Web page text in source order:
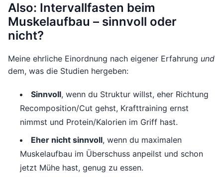
Also: Intervallfasten beim
Muskelaufbau – sinnvoll oder
nicht?
Meine ehrliche Einordnung nach eigener Erfahrung und
dem, was die Studien hergeben:
Sinnvoll, wenn du Struktur willst, eher Richtung
Recomposition/Cut gehst, Krafttraining ernst
nimmst und Protein/Kalorien im Griff hast.
Eher nicht sinnvoll, wenn du maximalen
Muskelaufbau im Überschuss anpeilst und schon
jetzt Mühe hast, genug zu essen.